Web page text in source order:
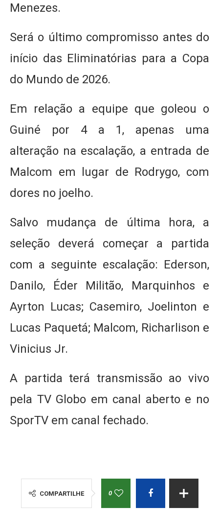
Menezes.
Será o último compromisso antes do
início das Eliminatórias para a Copa
do Mundo de 2026.
Em relação a equipe que goleou o
Guiné por 4 a 1, apenas uma
alteração na escalação, a entrada de
Malcom em lugar de Rodrygo, com
dores no joelho.
Salvo mudança de última hora, a
seleção deverá começar a partida
com a seguinte escalação: Ederson,
Danilo, Éder Militão, Marquinhos e
Ayrton Lucas; Casemiro, Joelinton e
Lucas Paquetá; Malcom, Richarlison e
Vinicius Jr.
A partida terá transmissão ao vivo
pela TV Globo em canal aberto e no
SporTV em canal fechado.
COMPARTILHE 0